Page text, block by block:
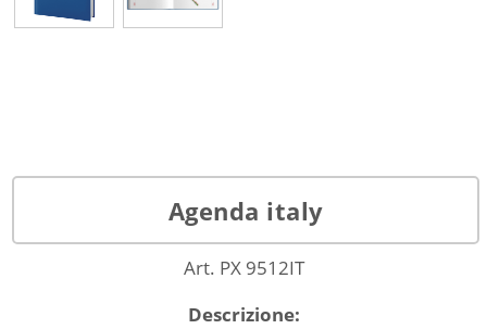
Agenda italy
Art. PX 9512IT
Descrizione: